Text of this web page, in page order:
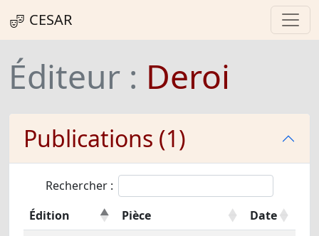
CESAR
Éditeur : Deroi
Publications (1)
Rechercher :
Édition
Pièce
Date